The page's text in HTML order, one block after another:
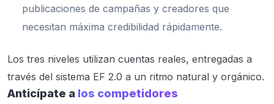
publicaciones de campañas y creadores que
necesitan máxima credibilidad rápidamente.
Los tres niveles utilizan cuentas reales, entregadas a
través del sistema EF 2.0 a un ritmo natural y orgánico.
Anticípate a los competidores